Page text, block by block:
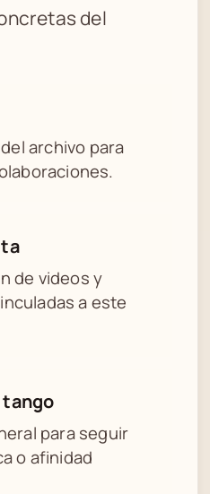
del
archivo para
de videos y
a este
para seguir
o afinidad